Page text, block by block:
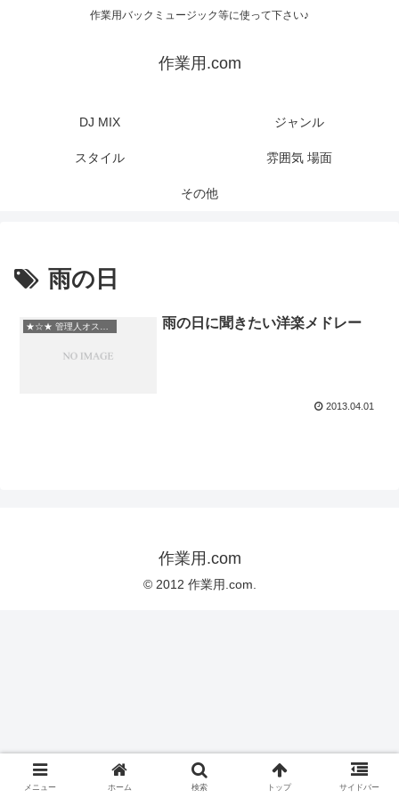
作業用バックミュージック等に使って下さい♪
作業用.com
DJ MIX ジャンル
スタイル 雰囲気 場面
その他
雨の日
雨の日に聞きたい洋楽メドレー
2013.04.01
作業用.com
© 2012 作業用.com.
メニュー ホーム 検索 トップ サイドバー